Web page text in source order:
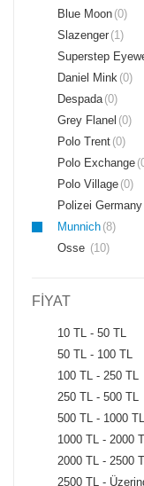
Blue Moon (0)
Slazenger (1)
Superstep
Daniel Mink (0)
Despada (0)
Grey Flanel (0)
Polo Trent (0)
Polo Exchange
Polo Village (0)
Polizei Germany
Munnich (8)
Osse (10)
FİYAT
10 TL - 50 TL
50 TL - 100 TL
100 TL - 250 TL
250 TL - 500 TL
500 TL - 1000 TL
1000 TL - 2000
2000 TL - 2500
2500 TL -